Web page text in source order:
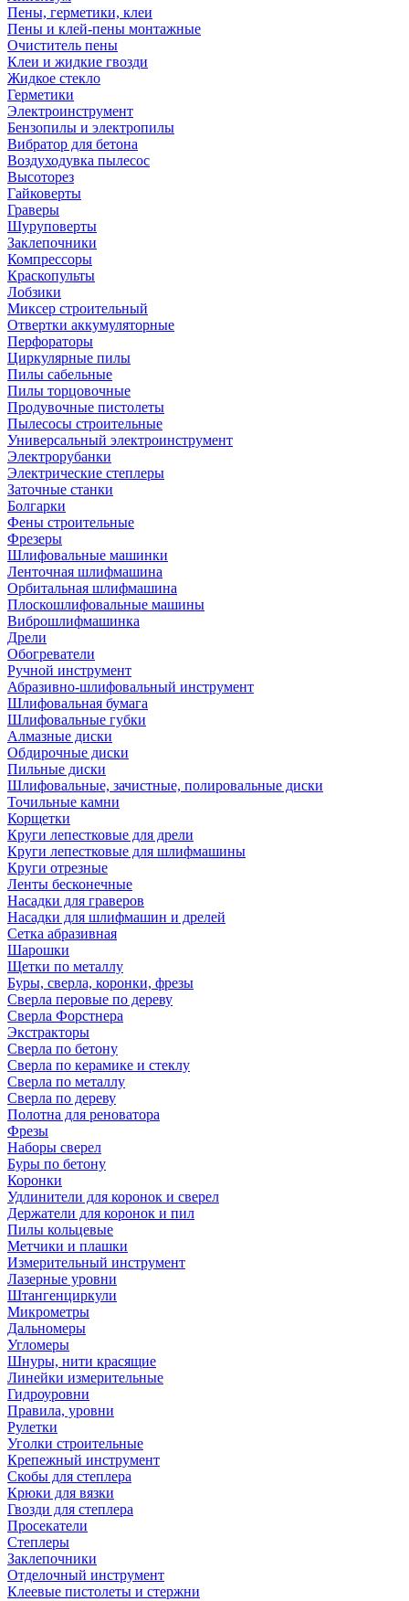
Пены, герметики, клеи
Пены и клей-пены монтажные
Очиститель пены
Клеи и жидкие гвозди
Жидкое стекло
Герметики
Электроинструмент
Бензопилы и электропилы
Вибратор для бетона
Воздуходувка пылесос
Высоторез
Гайковерты
Граверы
Шуруповерты
Заклепочники
Компрессоры
Краскопульты
Лобзики
Миксер строительный
Отвертки аккумуляторные
Перфораторы
Циркулярные пилы
Пилы сабельные
Пилы торцовочные
Продувочные пистолеты
Пылесосы строительные
Универсальный электроинструмент
Электрорубанки
Электрические степлеры
Заточные станки
Болгарки
Фены строительные
Фрезеры
Шлифовальные машинки
Ленточная шлифмашина
Орбитальная шлифмашина
Плоскошлифовальные машины
Виброшлифмашинка
Дрели
Обогреватели
Ручной инструмент
Абразивно-шлифовальный инструмент
Шлифовальная бумага
Шлифовальные губки
Алмазные диски
Обдирочные диски
Пильные диски
Шлифовальные, зачистные, полировальные диски
Точильные камни
Корщетки
Круги лепестковые для дрели
Круги лепестковые для шлифмашины
Круги отрезные
Ленты бесконечные
Насадки для граверов
Насадки для шлифмашин и дрелей
Сетка абразивная
Шарошки
Щетки по металлу
Буры, сверла, коронки, фрезы
Сверла перовые по дереву
Сверла Форстнера
Экстракторы
Сверла по бетону
Сверла по керамике и стеклу
Сверла по металлу
Сверла по дереву
Полотна для реноватора
Фрезы
Наборы сверел
Буры по бетону
Коронки
Удлинители для коронок и сверел
Держатели для коронок и пил
Пилы кольцевые
Метчики и плашки
Измерительный инструмент
Лазерные уровни
Штангенциркули
Микрометры
Дальномеры
Угломеры
Шнуры, нити красящие
Линейки измерительные
Гидроуровни
Правила, уровни
Рулетки
Уголки строительные
Крепежный инструмент
Скобы для степлера
Крюки для вязки
Гвозди для степлера
Просекатели
Степлеры
Заклепочники
Отделочный инструмент
Клеевые пистолеты и стержни